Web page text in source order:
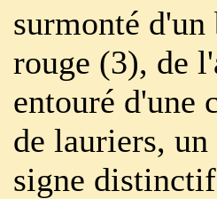
surmonté d'un
rouge (3), de
entouré d'une
de lauriers,
signe